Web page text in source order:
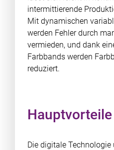
intermittierende
Mit dynamischen
werden Fehler durch
vermieden, und dank
Farbbands werden
reduziert.
Hauptvorteile
Die digitale